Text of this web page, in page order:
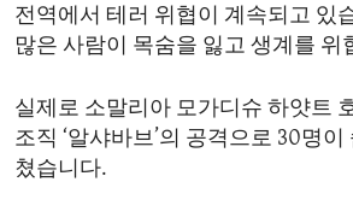
SkipAMERICAS
EUROPE
MIDDLE EAST
HUMAN RIGHTS
AID AND DEVELOPMENT
DEMOCRACY AND GOVERNANCE
ARCHIVE
FOLLOW US
전역에서 테러 위협이 계속되고 있
많은 사람이 목숨을 잃고 생계를 위
실제로 소말리아 모가디슈 하얏트
조직 ‘알샤바브’의 공격으로 30명이
쳤습니다.